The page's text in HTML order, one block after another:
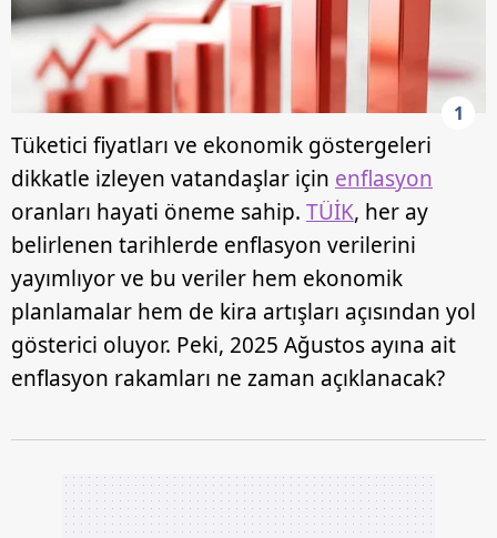
1
Tüketici fiyatları ve ekonomik göstergeleri
dikkatle izleyen vatandaşlar için enflasyon
oranları hayati öneme sahip. TÜİK, her ay
belirlenen tarihlerde enflasyon verilerini
yayımlıyor ve bu veriler hem ekonomik
planlamalar hem de kira artışları açısından yol
gösterici oluyor. Peki, 2025 Ağustos ayına ait
enflasyon rakamları ne zaman açıklanacak?